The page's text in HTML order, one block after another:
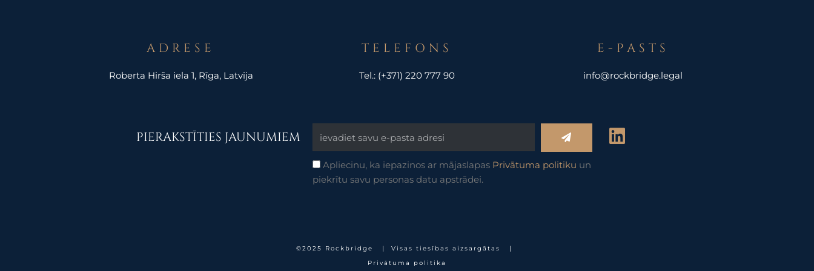
ADRESE
Roberta Hirša iela 1, Rīga, Latvija
TELEFONS
Tel.: (+371) 220 777 90
E-PASTS
info@rockbridge.legal
PIERAKSTĪTIES JAUNUMIEM
Apliecinu, ka iepazinos ar mājaslapas Privātuma politiku un
piekrītu savu personas datu apstrādei.
Submit
L
i
©2025 Rockbridge | Visas tiesības aizsargātas |
Privātuma politika